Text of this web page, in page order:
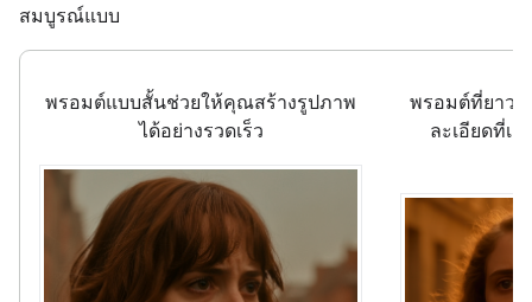
สมบูรณ์แบบ
พรอมต์แบบสั้นช่วยให้คุณสร้างรูปภาพ
ได้อย่างรวดเร็ว
พรอมต์ที่ยาว
ละเอียดที่เฉ